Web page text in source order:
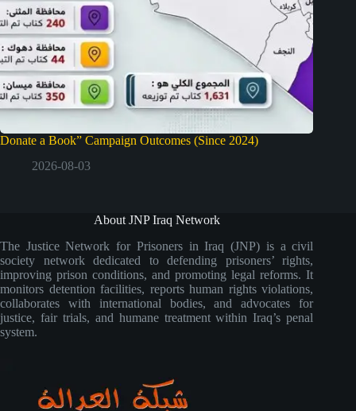
Donate a Book” Campaign Outcomes (Since 2024)
2026-08-03
About JNP Iraq Network
The Justice Network for Prisoners in Iraq (JNP) is a civil
society network dedicated to defending prisoners’ rights,
improving prison conditions, and promoting legal reforms. It
monitors detention facilities, reports human rights violations,
collaborates with international bodies, and advocates for
justice, fair trials, and humane treatment within Iraq’s penal
system.